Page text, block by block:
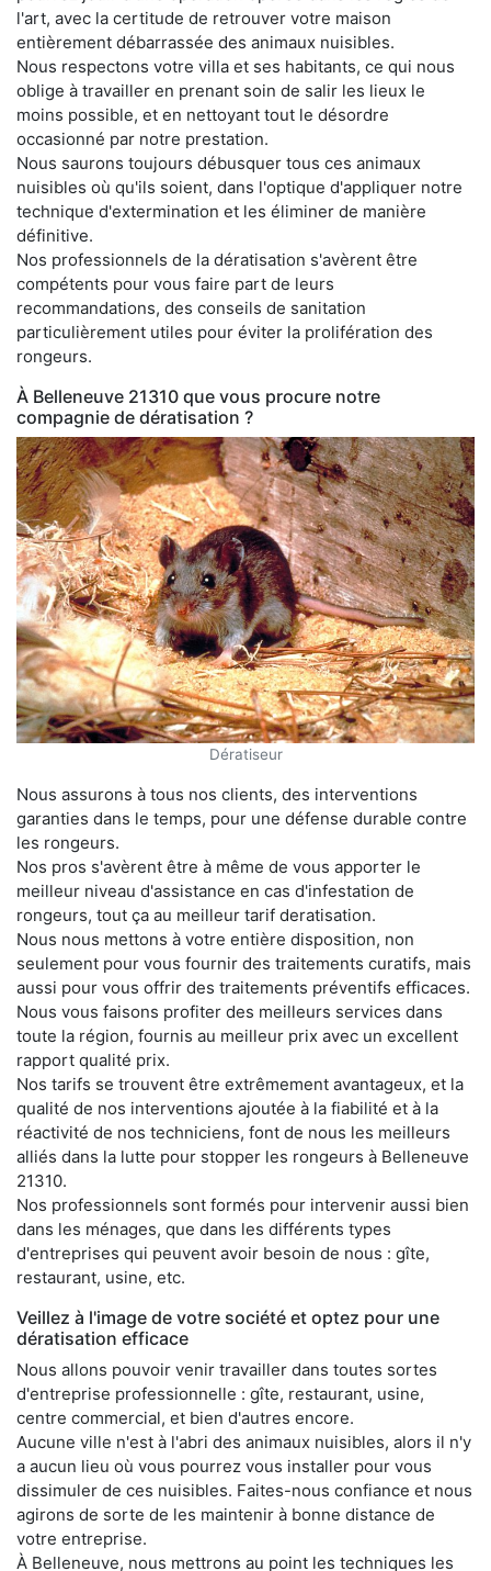
l'art, avec la certitude de retrouver votre maison
entièrement débarrassée des animaux nuisibles.
Nous respectons votre villa et ses habitants, ce qui nous
oblige à travailler en prenant soin de salir les lieux le
moins possible, et en nettoyant tout le désordre
occasionné par notre prestation.
Nous saurons toujours débusquer tous ces animaux
nuisibles où qu'ils soient, dans l'optique d'appliquer notre
technique d'extermination et les éliminer de manière
définitive.
Nos professionnels de la dératisation s'avèrent être
compétents pour vous faire part de leurs
recommandations, des conseils de sanitation
particulièrement utiles pour éviter la prolifération des
rongeurs.
À Belleneuve 21310 que vous procure notre
compagnie de dératisation ?
Dératiseur
Nous assurons à tous nos clients, des interventions
garanties dans le temps, pour une défense durable contre
les rongeurs.
Nos pros s'avèrent être à même de vous apporter le
meilleur niveau d'assistance en cas d'infestation de
rongeurs, tout ça au meilleur tarif deratisation.
Nous nous mettons à votre entière disposition, non
seulement pour vous fournir des traitements curatifs, mais
aussi pour vous offrir des traitements préventifs efficaces.
Nous vous faisons profiter des meilleurs services dans
toute la région, fournis au meilleur prix avec un excellent
rapport qualité prix.
Nos tarifs se trouvent être extrêmement avantageux, et la
qualité de nos interventions ajoutée à la fiabilité et à la
réactivité de nos techniciens, font de nous les meilleurs
alliés dans la lutte pour stopper les rongeurs à Belleneuve
21310.
Nos professionnels sont formés pour intervenir aussi bien
dans les ménages, que dans les différents types
d'entreprises qui peuvent avoir besoin de nous : gîte,
restaurant, usine, etc.
Veillez à l'image de votre société et optez pour une
dératisation efficace
Nous allons pouvoir venir travailler dans toutes sortes
d'entreprise professionnelle : gîte, restaurant, usine,
centre commercial, et bien d'autres encore.
Aucune ville n'est à l'abri des animaux nuisibles, alors il n'y
a aucun lieu où vous pourrez vous installer pour vous
dissimuler de ces nuisibles. Faites-nous confiance et nous
agirons de sorte de les maintenir à bonne distance de
votre entreprise.
À Belleneuve, nous mettrons au point les techniques les